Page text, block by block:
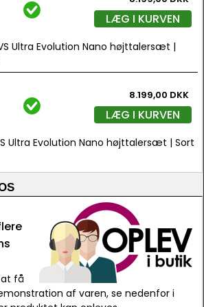
LÆG I KURVEN
Ultra Evolution Nano højttalersæt |
8.199,00 DKK
LÆG I KURVEN
Ultra Evolution Nano højttalersæt | Sort
få
af varen, se nedenfor i